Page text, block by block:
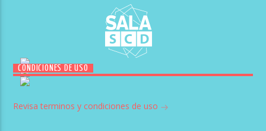
CONDICIONES DE USO
Revisa terminos y condiciones de uso